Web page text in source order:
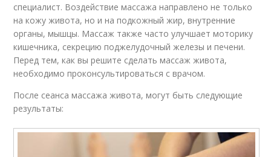
специалист. Воздействие массажа направлено не только
на кожу живота, но и на подкожный жир, внутренние
органы, мышцы. Массаж также часто улучшает моторику
кишечника, секрецию поджелудочный железы и печени.
Перед тем, как вы решите сделать массаж живота,
необходимо проконсультироваться с врачом.
После сеанса массажа живота, могут быть следующие
результаты: